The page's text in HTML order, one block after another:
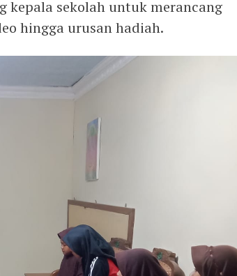
kepala sekolah untuk merancang
hingga urusan hadiah.